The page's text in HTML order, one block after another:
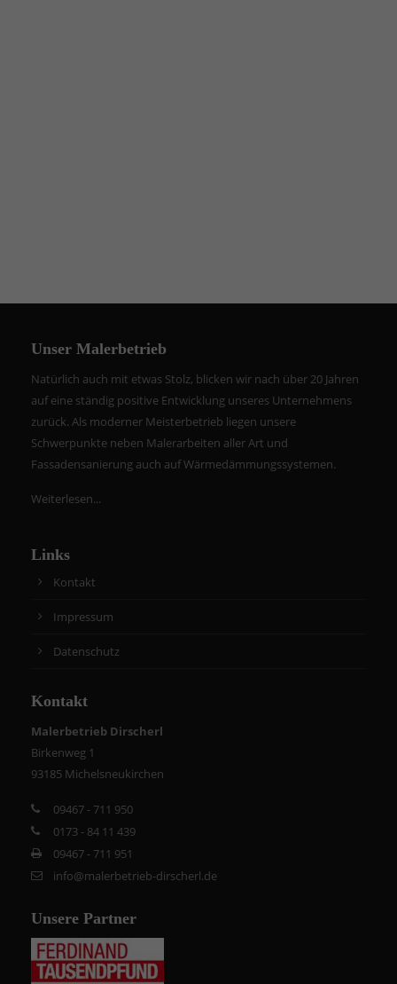
Unser Malerbetrieb
Natürlich auch mit etwas Stolz, blicken wir nach über 20 Jahren
auf eine ständig positive Entwicklung unseres Unternehmens
zurück. Als moderner Meisterbetrieb liegen unsere
Schwerpunkte neben Malerarbeiten aller Art und
Fassadensanierung auch auf Wärmedämmungssystemen.
Weiterlesen...
Links
Kontakt
Impressum
Datenschutz
Kontakt
Malerbetrieb Dirscherl
Birkenweg 1
93185 Michelsneukirchen
09467 - 711 950
0173 - 84 11 439
09467 - 711 951
info@malerbetrieb-dirscherl.de
Unsere Partner